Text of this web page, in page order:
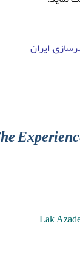
ایران
Lak